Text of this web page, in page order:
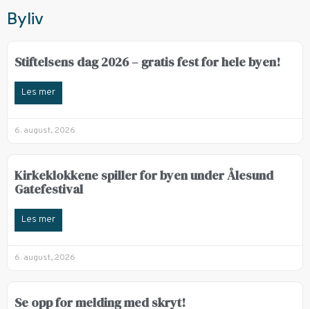
Byliv
Stiftelsens dag 2026 – gratis fest for hele byen!
Les mer
6. august, 2026
Kirkeklokkene spiller for byen under Ålesund
Gatefestival
Les mer
6. august, 2026
Se opp for melding med skryt!